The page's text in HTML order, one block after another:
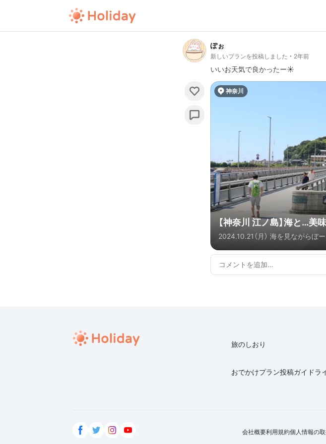
ぽぉ
新しいプランを投稿しました 2年前
いいお天気で良かったー☀️
神奈川
【神奈川 江ノ島】海と…
2024.10.21（月） 海を見ながら
しながらゆっくりした一日に。
旅のしおり
おでかけプラン投稿ガイドラ
会社概要利用規約個人情報の